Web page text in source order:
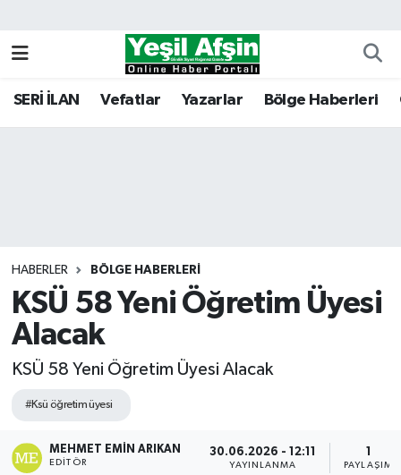
SERİ İLAN Vefatlar Yazarlar Bölge Haberleri
HABERLER BÖLGE HABERLERI
KSÜ 58 Yeni Öğretim Üyesi
Alacak
KSÜ 58 Yeni Öğretim Üyesi Alacak
#Ksü öğretim üyesi
MEHMET EMIN ARIKAN
EDITÖR
30.06.2026 - 12:11
YAYINLANMA
1
PAYLAŞIM
Kahramanmaraş Nöbetçi Eczaneler
Tüm Manşetler
Son Dakika Haberleri